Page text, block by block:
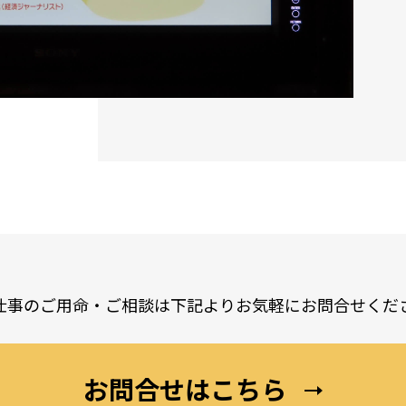
事のご用命・ご相談は下記よりお気軽にお問合せくだ
お問合せはこちら